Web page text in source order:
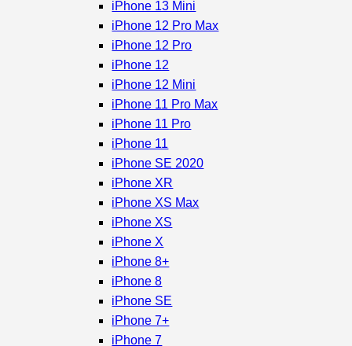
iPhone 13 Mini
iPhone 12 Pro Max
iPhone 12 Pro
iPhone 12
iPhone 12 Mini
iPhone 11 Pro Max
iPhone 11 Pro
iPhone 11
iPhone SE 2020
iPhone XR
iPhone XS Max
iPhone XS
iPhone X
iPhone 8+
iPhone 8
iPhone SE
iPhone 7+
iPhone 7